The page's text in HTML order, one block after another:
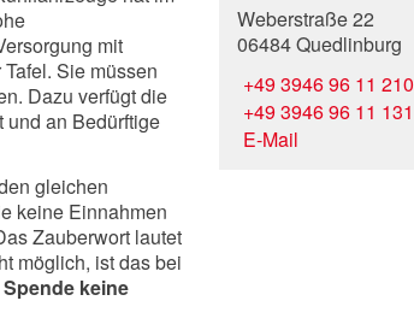
mit
Sie müssen
Dazu verfügt die
und an Bedürftige
gleichen
keine Einnahmen
Zauberwort lautet
möglich, ist das bei
keine
Weberstraße 22
06484 Quedlinburg
+49 3946 96 11 210
+49 3946 96 11 131
E-Mail